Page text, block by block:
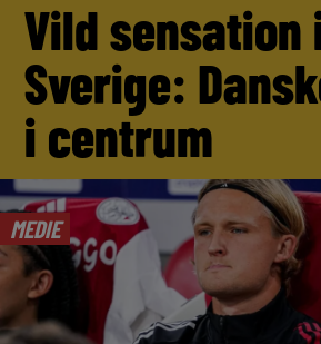
Vild sensation
Sverige:
i centrum
MEDIE